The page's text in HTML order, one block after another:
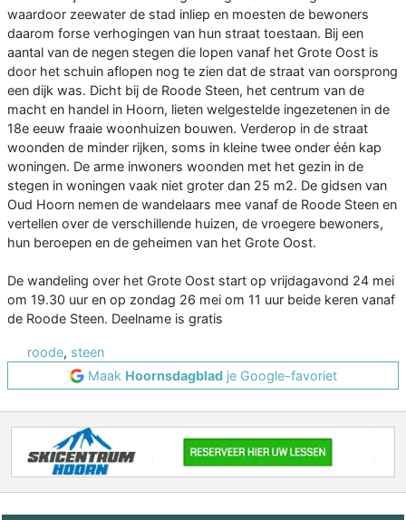
waardoor zeewater de stad inliep en moesten de bewoners
daarom forse verhogingen van hun straat toestaan. Bij een
aantal van de negen stegen die lopen vanaf het Grote Oost is
door het schuin aflopen nog te zien dat de straat van oorsprong
een dijk was. Dicht bij de Roode Steen, het centrum van de
macht en handel in Hoorn, lieten welgestelde ingezetenen in de
18e eeuw fraaie woonhuizen bouwen. Verderop in de straat
woonden de minder rijken, soms in kleine twee onder één kap
woningen. De arme inwoners woonden met het gezin in de
stegen in woningen vaak niet groter dan 25 m2. De gidsen van
Oud Hoorn nemen de wandelaars mee vanaf de Roode Steen en
vertellen over de verschillende huizen, de vroegere bewoners,
hun beroepen en de geheimen van het Grote Oost.
De wandeling over het Grote Oost start op vrijdagavond 24 mei
om 19.30 uur en op zondag 26 mei om 11 uur beide keren vanaf
de Roode Steen. Deelname is gratis
roode, steen
Maak Hoornsdagbladje Google-favoriet